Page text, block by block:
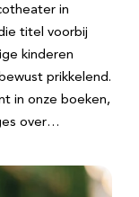
in
titel voorbij
kinderen
prikkelend.
in onze boeken,
over…